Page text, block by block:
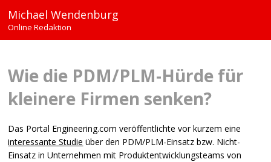
Michael Wendenburg
Online Redaktion
Wie die PDM/PLM-Hürde für
kleinere Firmen senken?
Das Portal Engineering.com veröffentlichte vor kurzem eine
interessante Studie über den PDM/PLM-Einsatz bzw. Nicht-
Einsatz in Unternehmen mit Produktentwicklungsteams von